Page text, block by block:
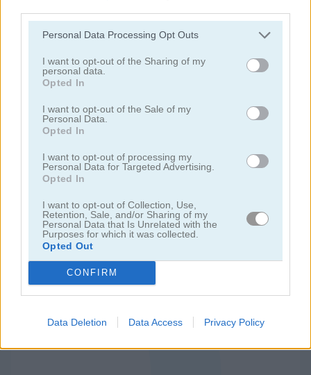
Personal Data Processing Opt Outs
I want to opt-out of the Sharing of my
personal data.
Opted In
I want to opt-out of the Sale of my
Personal Data.
Opted In
I want to opt-out of processing my
Personal Data for Targeted Advertising.
Opted In
I want to opt-out of Collection, Use,
Retention, Sale, and/or Sharing of my
Personal Data that Is Unrelated with the
Purposes for which it was collected.
Opted Out
CONFIRM
Data Deletion Data Access Privacy Policy
Onet Connect Christmas Onet World
Categorías Relacionadas
juegos gratis
Video del juego